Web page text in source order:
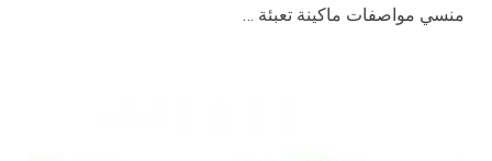
منسي مواصفات ماكينة تعبئة …